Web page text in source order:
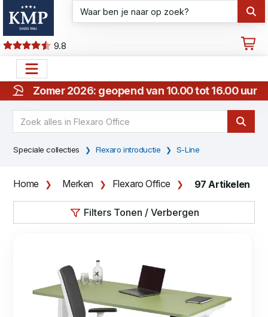
9.8
Zomer 2026: geopend van 10.00 tot 16.00 uur
Speciale collecties Flexaro introductie S-Line
Home Merken Flexaro Office 97 Artikelen
Filters Tonen / Verbergen